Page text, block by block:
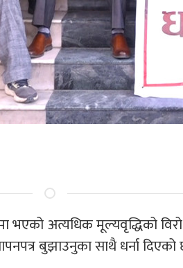
भएको अत्यधिक मूल्यवृद्धिको
बुझाउनुका साथै धर्ना दिएको